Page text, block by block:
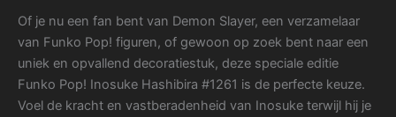
Of je nu een fan bent van Demon Slayer, een verzamelaar
van Funko Pop! figuren, of gewoon op zoek bent naar een
uniek en opvallend decoratiestuk, deze speciale editie
Funko Pop! Inosuke Hashibira #1261 is de perfecte keuze.
Voel de kracht en vastberadenheid van Inosuke terwijl hij je